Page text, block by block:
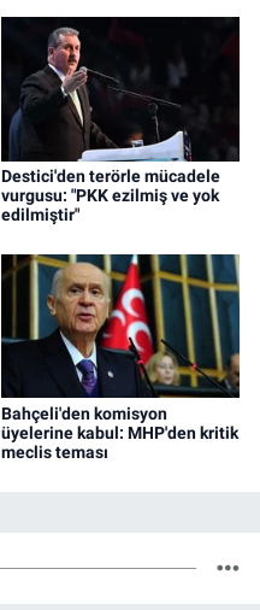
Destici'den terörle mücadele
vurgusu: "PKK ezilmiş ve yok
edilmiştir"
Bahçeli'den komisyon
üyelerine kabul: MHP'den kritik
meclis teması